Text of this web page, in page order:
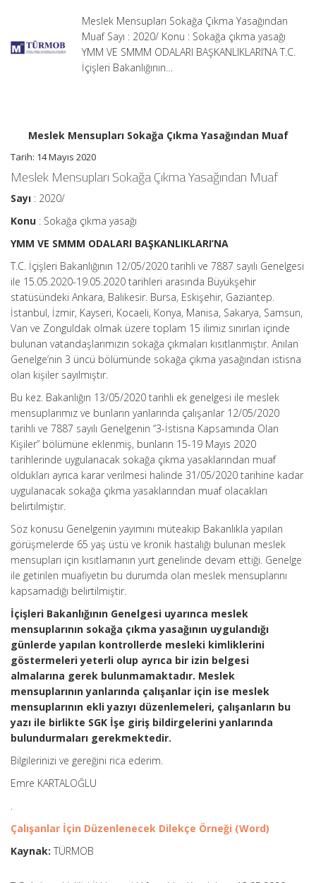
Meslek Mensupları Sokağa Çıkma Yasağından
Muaf Sayı : 2020/ Konu : Sokağa çıkma yasağı
YMM VE SMMM ODALARI BAŞKANLIKLARI’NA T.C.
İçişleri Bakanlığının…
Meslek Mensupları Sokağa Çıkma Yasağından Muaf
Tarih: 14 Mayıs 2020
Meslek Mensupları Sokağa Çıkma Yasağından Muaf
Sayı : 2020/
Konu : Sokağa çıkma yasağı
YMM VE SMMM ODALARI BAŞKANLIKLARI’NA
T.C. İçişleri Bakanlığının 12/05/2020 tarihli ve 7887 sayılı Genelgesi
ile 15.05.2020-19.05.2020 tarihleri arasında Büyükşehir
statüsündeki Ankara, Balıkesir. Bursa, Eskişehir, Gaziantep.
İstanbul, İzmir, Kayseri, Kocaeli, Konya, Manisa, Sakarya, Samsun,
Van ve Zonguldak olmak üzere toplam 15 ilimiz sınırlan içinde
bulunan vatandaşlarımızın sokağa çıkmaları kısıtlanmıştır. Anılan
Genelge’nin 3 üncü bölümünde sokağa çıkma yasağından istisna
olan kişiler sayılmıştır.
Bu kez. Bakanlığın 13/05/2020 tarihli ek genelgesi ile meslek
mensuplarımız ve bunların yanlarında çalışanlar 12/05/2020
tarihli ve 7887 sayılı Genelgenin “3-İstisna Kapsamında Olan
Kişiler” bölümüne eklenmiş, bunların 15-19 Mayıs 2020
tarihlerinde uygulanacak sokağa çıkma yasaklarından muaf
oldukları ayrıca karar verilmesi halinde 31/05/2020 tarihine kadar
uygulanacak sokağa çıkma yasaklarından muaf olacakları
belirtilmiştir.
Söz konusu Genelgenin yayımını müteakip Bakanlıkla yapılan
görüşmelerde 65 yaş üstü ve kronik hastalığı bulunan meslek
mensupları için kısıtlamanın yurt genelinde devam ettiği. Genelge
ile getirilen muafiyetin bu durumda olan meslek mensuplarını
kapsamadığı belirtilmiştir.
İçişleri Bakanlığının Genelgesi uyarınca meslek
mensuplarının sokağa çıkma yasağının uygulandığı
günlerde yapılan kontrollerde mesleki kimliklerini
göstermeleri yeterli olup ayrıca bir izin belgesi
almalarına gerek bulunmamaktadır. Meslek
mensuplarının yanlarında çalışanlar için ise meslek
mensuplarının ekli yazıyı düzenlemeleri, çalışanların bu
yazı ile birlikte SGK İşe giriş bildirgelerini yanlarında
bulundurmaları gerekmektedir.
Bilgilerinizi ve gereğini rica ederim.
Emre KARTALOĞLU
.
Çalışanlar İçin Düzenlenecek Dilekçe Örneği (Word)
Kaynak: TÜRMOB